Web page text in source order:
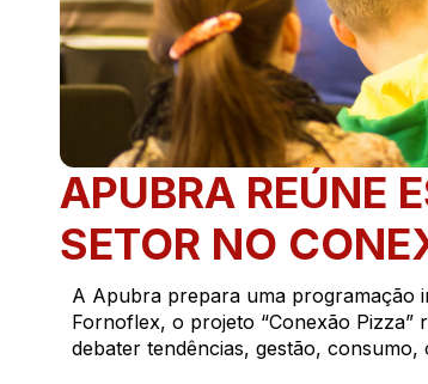
APUBRA REÚNE
SETOR NO
A Apubra prepara uma programação
Fornoflex, o projeto “Conexão Pizza”
debater tendências, gestão,